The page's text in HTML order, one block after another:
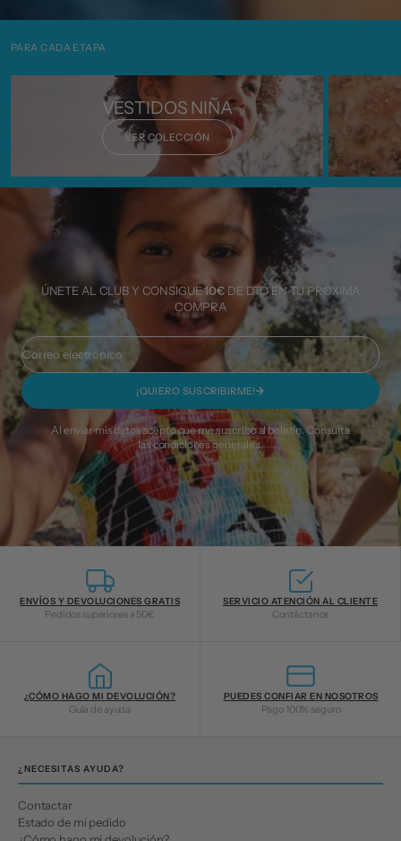
PARA CADA ETAPA
VESTIDOS NIÑA
VER COLECCIÓN
ÚNETE AL CLUB Y CONSIGUE10€ DE DTO EN TU PRÓXIMA
COMPRA
Correo electrónico
¡QUIERO SUSCRIBIRME!
Al enviar mis datos acepto que me suscribo al boletín. Consulta
lascondiciones generales.
ENVÍOS Y DEVOLUCIONES GRATIS
Pedidos superiores a 50€
SERVICIO ATENCIÓN AL CLIENTE
Contáctanos
¿CÓMO HAGO MI DEVOLUCIÓN?
Guía de ayuda
PUEDES CONFIAR EN NOSOTROS
Pago 100% seguro
¿NECESITAS AYUDA?
Contactar
Estado de mi pedido